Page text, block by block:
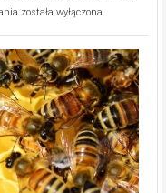
Ekologiczne
Wręczyca
Wielka
z
dofinansowaniem
ponad
15,6
mln
na
modernizację
oczyszczalni
została wyłączona